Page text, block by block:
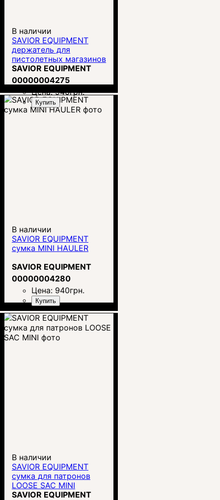
В наличии
SAVIOR EQUIPMENT
держатель для
пистолетных магазинов
SAVIOR EQUIPMENT
00000004275
Цена:940грн.
Купить
В наличии
SAVIOR EQUIPMENT
сумка MINI HAULER
SAVIOR EQUIPMENT
00000004280
Цена: 940грн.
Купить
В наличии
SAVIOR EQUIPMENT
сумка для патронов
LOOSE SAC MINI
SAVIOR EQUIPMENT